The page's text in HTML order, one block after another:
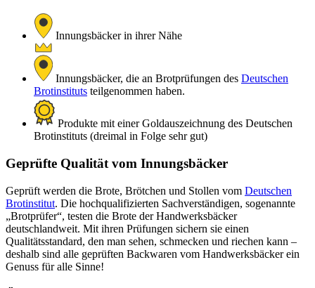
Innungsbäcker in ihrer Nähe
Innungsbäcker, die an Brotprüfungen des Deutschen
Brotinstituts teilgenommen haben.
Produkte mit einer Goldauszeichnung des Deutschen
Brotinstituts (dreimal in Folge sehr gut)
Geprüfte Qualität vom Innungsbäcker
Geprüft werden die Brote, Brötchen und Stollen vom Deutschen
Brotinstitut. Die hochqualifizierten Sachverständigen, sogenannte
„Brotprüfer“, testen die Brote der Handwerksbäcker
deutschlandweit. Mit ihren Prüfungen sichern sie einen
Qualitätsstandard, den man sehen, schmecken und riechen kann –
deshalb sind alle geprüften Backwaren vom Handwerksbäcker ein
Genuss für alle Sinne!